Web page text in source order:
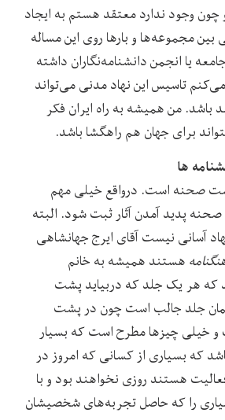
وجود ندارد معتقد هستم به ایجاد
مجموعه‌ها و بارها روی این مساله
یا انجمن دانشنامه‌نگاران داشته
تاسیس این نهاد مدنی می‌تواند
باشد. من همیشه به راه ایران فکر
برای جهان هم راهگشا باشد.
ها
صحنه است. درواقع خیلی مهم
پدید آمدن آثار ثبت شود. البته
آسانی نیست آقای ایرج جهانشاهی
هستند همیشه به خانم
که هر یک جلد که دربیاید پشت
جلد جالب است چون در پشت
خیلی چیزها مطرح است که بسیار
که بسیاری از کسانی که امروز در
هستند روزی نخواهند بود و با
را که حاصل تجربه‌های شخصیشان